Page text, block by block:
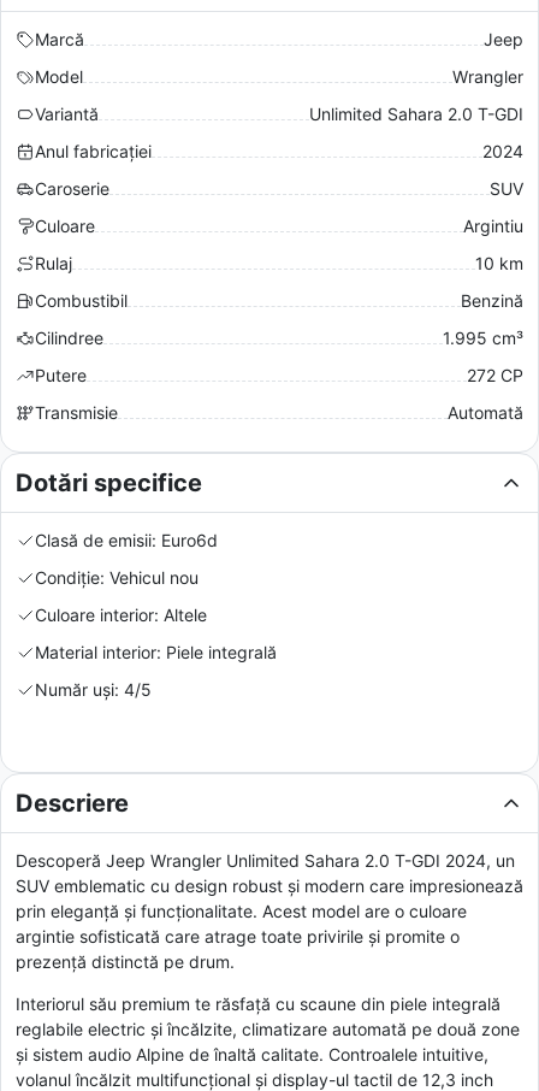
Marcă
Jeep
Model
Wrangler
Variantă
Unlimited Sahara 2.0 T-GDI
Anul fabricației
2024
Caroserie
SUV
Culoare
Argintiu
Rulaj
10 km
Combustibil
Benzină
Cilindree
1.995 cm³
Putere
272 CP
Transmisie
Automată
Dotări specifice
Clasă de emisii: Euro6d
Condiție: Vehicul nou
Culoare interior: Altele
Material interior: Piele integrală
Număr uși: 4/5
Descriere
Descoperă Jeep Wrangler Unlimited Sahara 2.0 T-GDI 2024, un
SUV emblematic cu design robust și modern care impresionează
prin eleganță și funcționalitate. Acest model are o culoare
argintie sofisticată care atrage toate privirile și promite o
prezență distinctă pe drum.
Interiorul său premium te răsfață cu scaune din piele integrală
reglabile electric și încălzite, climatizare automată pe două zone
și sistem audio Alpine de înaltă calitate. Controalele intuitive,
volanul încălzit multifuncțional și display-ul tactil de 12,3 inch